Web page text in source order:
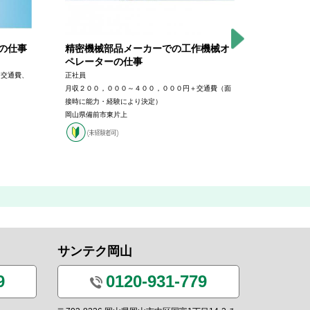
仕事
通費、
精密機械部品メーカーでの工作機械オ
ペレーターの仕事
正社員
月収２００，０００～４００，０００円＋交通費（面
接時に能力・経験により決定）
岡山県備前市東片上
サンテク岡山
0120-931-779